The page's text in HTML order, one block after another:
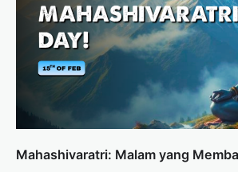
Mahashivaratri: Malam yang